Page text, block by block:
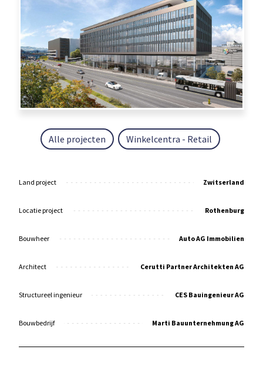
Alle projecten Winkelcentra - Retail
Land project Zwitserland
Locatie project Rothenburg
Bouwheer Auto AG Immobilien
Architect Cerutti Partner Architekten AG
Structureel ingenieur CES Bauingenieur AG
Bouwbedrijf Marti Bauunternehmung AG